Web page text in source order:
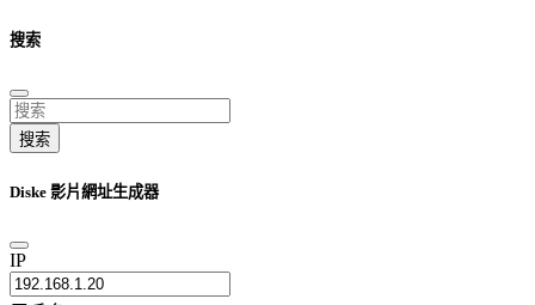
搜索
搜索
Diske 影片網址生成器
IP